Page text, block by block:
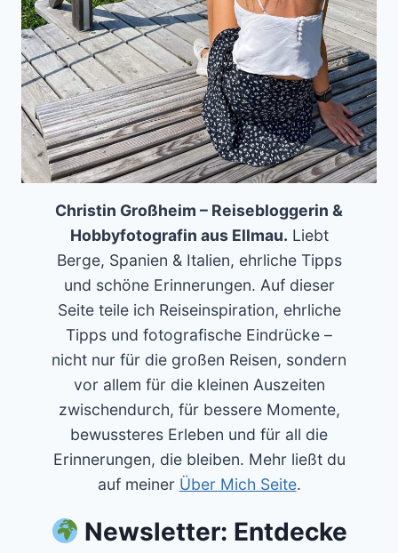
Christin Großheim – Reisebloggerin &
Hobbyfotografin aus Ellmau. Liebt
Berge, Spanien & Italien, ehrliche Tipps
und schöne Erinnerungen. Auf dieser
Seite teile ich Reiseinspiration, ehrliche
Tipps und fotografische Eindrücke –
nicht nur für die großen Reisen, sondern
vor allem für die kleinen Auszeiten
zwischendurch, für bessere Momente,
bewussteres Erleben und für all die
Erinnerungen, die bleiben. Mehr ließt du
auf meiner Über Mich Seite.
Newsletter: Entdecke